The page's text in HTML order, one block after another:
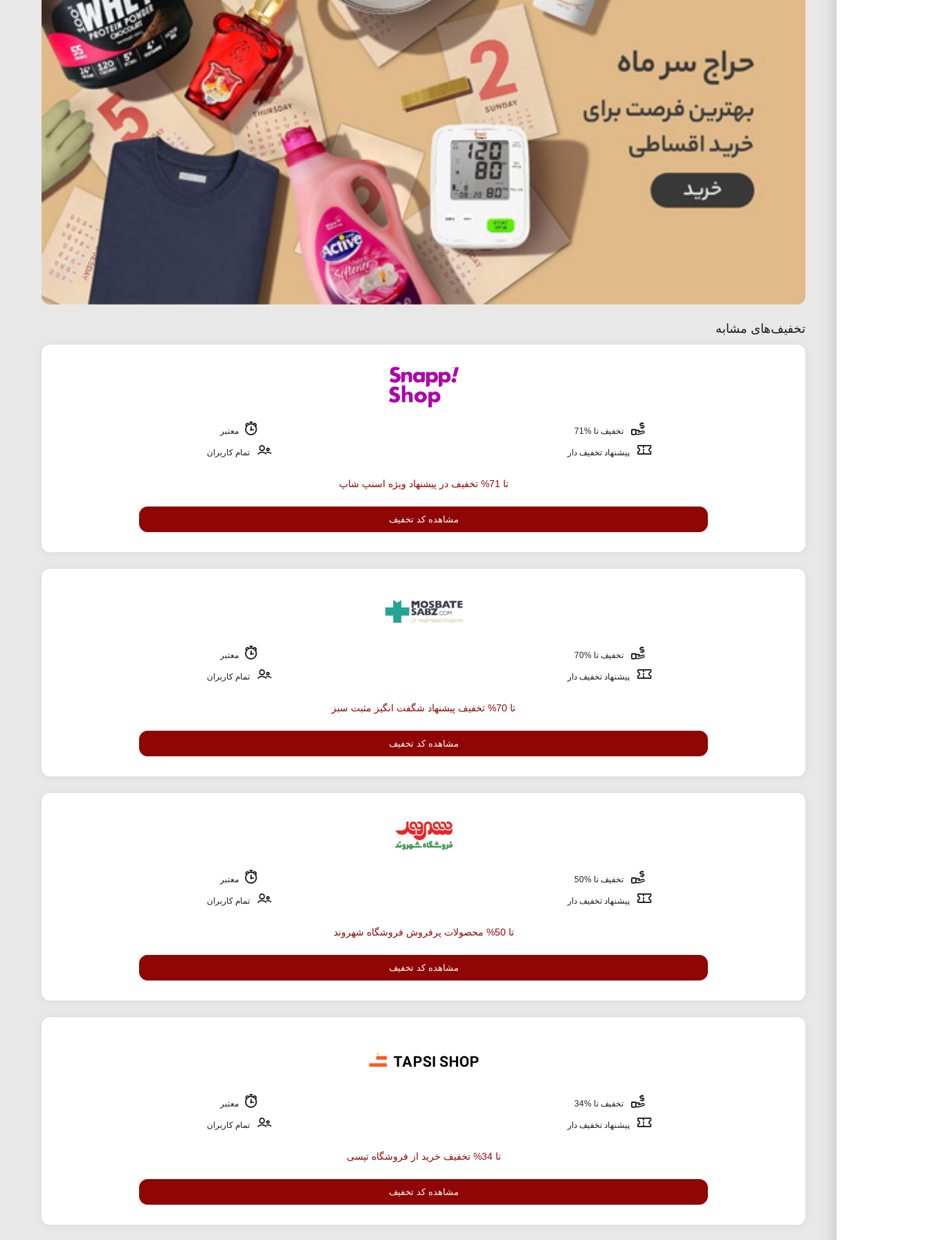
تخفیف‌های مشابه
تخفیف تا %71 معتبر
پیشنهاد تخفیف دار تمام کاربران
تا 71% تخفیف در پیشنهاد ویژه اسنپ شاپ
مشاهده کد تخفیف
تخفیف تا %70 معتبر
پیشنهاد تخفیف دار تمام کاربران
تا 70% تخفیف پیشنهاد شگفت انگیز مثبت سبز
مشاهده کد تخفیف
تخفیف تا %50 معتبر
پیشنهاد تخفیف دار تمام کاربران
تا 50% محصولات پرفروش فروشگاه شهروند
مشاهده کد تخفیف
تخفیف تا %34 معتبر
پیشنهاد تخفیف دار تمام کاربران
تا 34% تخفیف خرید از فروشگاه تپسی
مشاهده کد تخفیف